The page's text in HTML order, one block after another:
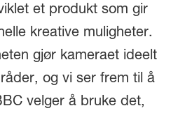
et produkt som gir
kreative muligheter.
gjør kameraet ideelt
og vi ser frem til å
velger å bruke det,